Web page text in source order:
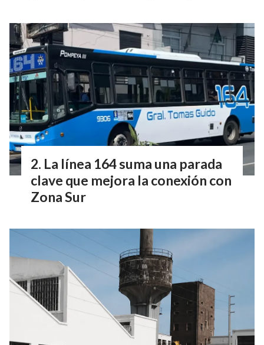
La línea 164 suma una parada
clave que mejora la conexión con
Zona Sur